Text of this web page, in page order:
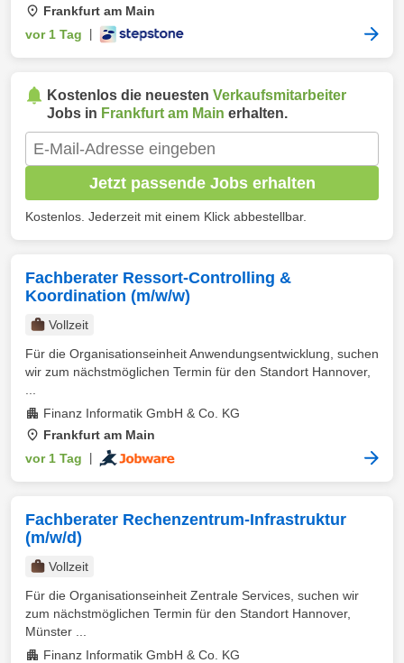
Frankfurt am Main
vor 1 Tag
Kostenlos die neuesten Verkaufsmitarbeiter
Jobs in Frankfurt am Main erhalten.
Jetzt passende Jobs erhalten
Kostenlos. Jederzeit mit einem Klick abbestellbar.
Fachberater Ressort-Controlling &
Koordination (m/w/w)
Vollzeit
Für die Organisationseinheit Anwendungsentwicklung, suchen
wir zum nächstmöglichen Termin für den Standort Hannover,
Finanz Informatik GmbH & Co. KG
Frankfurt am Main
vor 1 Tag
Fachberater Rechenzentrum-Infrastruktur
(m/w/d)
Vollzeit
Für die Organisationseinheit Zentrale Services, suchen wir
zum nächstmöglichen Termin für den Standort Hannover,
Münster ...
Finanz Informatik GmbH & Co. KG